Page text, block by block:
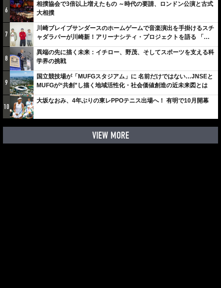
6
相撲協会で3倍以上増えたもの ～時代の要請、ロンドン公演と古式
大相撲
7
川崎ブレイブサンダースのホームゲームで音楽演出を手掛けるスチ
ャダラパーが川崎新！アリーナシティ・プロジェクトを語る 「楽
しみでしかないでしょ。川崎は、ずっと成長曲線だから」
8
異端の先に描く未来：イチロー、野茂、そしてスポーツを支える科
学界の挑戦
9
国立競技場が「MUFGスタジアム」に 名前だけではない…JNSEと
MUFGが“共創”し描く地域活性化・社会価値創造の近未来図とは
10
大坂なおみ、4年ぶりの東レPPOテニス出場へ！ 有明で10月開幕
VIEW MORE